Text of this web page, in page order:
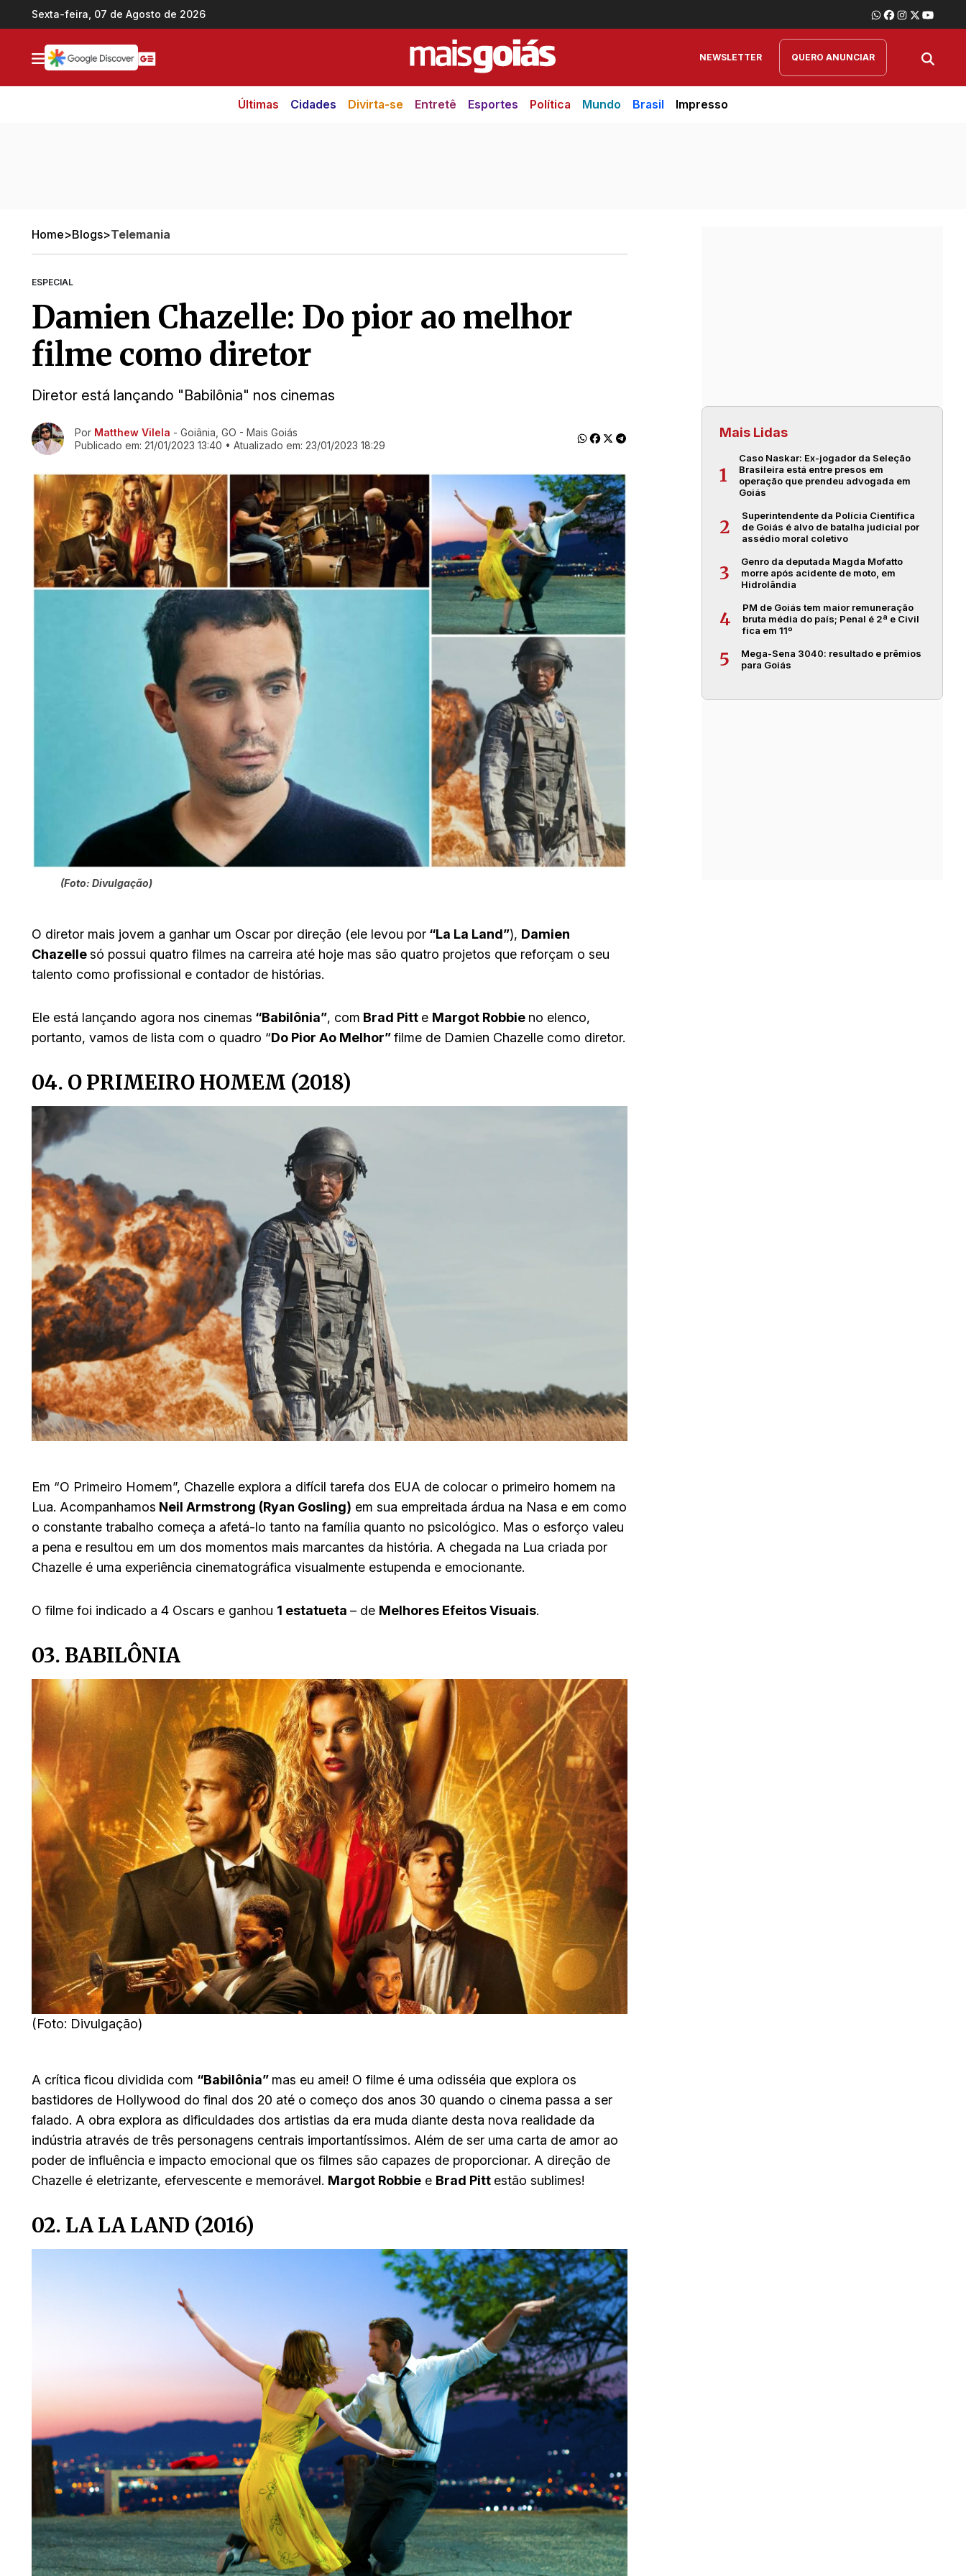
Ir direto pro conteúdo
Sexta-feira, 07 de Agosto de 2026
NEWSLETTER QUERO ANUNCIAR
Últimas Cidades Divirta-se Entretê Esportes Política Mundo Brasil Impresso
Home>Blogs>Telemania
ESPECIAL
Damien Chazelle: Do pior ao melhor
filme como diretor
Diretor está lançando "Babilônia" nos cinemas
Ir direto pra matéria
Por Matthew Vilela - Goiânia, GO - Mais Goiás
Publicado em: 21/01/2023 13:40 • Atualizado em: 23/01/2023 18:29
(Foto: Divulgação)
O diretor mais jovem a ganhar um Oscar por direção (ele levou por “La La Land”), Damien
Chazellesó possui quatro filmes na carreira até hoje mas são quatro projetos que reforçam o seu
talento como profissional e contador de histórias.
Ele está lançando agora nos cinemas “Babilônia”, com Brad Pitt e Margot Robbie no elenco,
portanto, vamos de lista com o quadro “Do Pior Ao Melhor”filme de Damien Chazelle como diretor.
04. O PRIMEIRO HOMEM (2018)
Em “O Primeiro Homem”, Chazelle explora a difícil tarefa dos EUA de colocar o primeiro homem na
Lua. Acompanhamos Neil Armstrong (Ryan Gosling) em sua empreitada árdua na Nasa e em como
o constante trabalho começa a afetá-lo tanto na família quanto no psicológico. Mas o esforço valeu
a pena e resultou em um dos momentos mais marcantes da história. A chegada na Lua criada por
Chazelle é uma experiência cinematográfica visualmente estupenda e emocionante.
O filme foi indicado a 4 Oscars e ganhou 1 estatueta – de Melhores Efeitos Visuais.
03. BABILÔNIA
(Foto: Divulgação)
A crítica ficou dividida com “Babilônia” mas eu amei! O filme é uma odisséia que explora os
bastidores de Hollywood do final dos 20 até o começo dos anos 30 quando o cinema passa a ser
falado. A obra explora as dificuldades dos artistias da era muda diante desta nova realidade da
indústria através de três personagens centrais importantíssimos. Além de ser uma carta de amor ao
poder de influência e impacto emocional que os filmes são capazes de proporcionar. A direção de
Chazelle é eletrizante, efervescente e memorável. Margot Robbie e Brad Pitt estão sublimes!
02. LA LA LAND (2016)
Mais Lidas
1
Caso Naskar: Ex-jogador da Seleção
Brasileira está entre presos em
operação que prendeu advogada em
Goiás
2
Superintendente da Polícia Científica
de Goiás é alvo de batalha judicial por
assédio moral coletivo
3
Genro da deputada Magda Mofatto
morre após acidente de moto, em
Hidrolândia
4
PM de Goiás tem maior remuneração
bruta média do país; Penal é 2ª e Civil
fica em 11º
5
Mega-Sena 3040: resultado e prêmios
para Goiás